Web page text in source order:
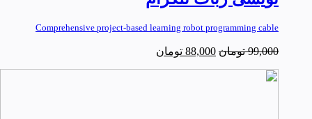
Comprehensive project-based learning robot programming cable
99,000 تومان 88,000 تومان